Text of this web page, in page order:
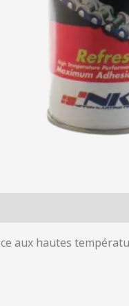
aux hautes